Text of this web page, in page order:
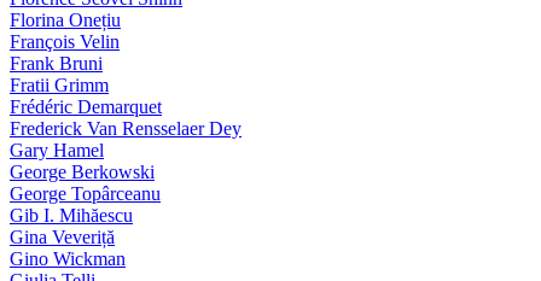
Florina Onețiu
François Velin
Frank Bruni
Fratii Grimm
Frédéric Demarquet
Frederick Van Rensselaer Dey
Gary Hamel
George Berkowski
George Topârceanu
Gib I. Mihăescu
Gina Veveriță
Gino Wickman